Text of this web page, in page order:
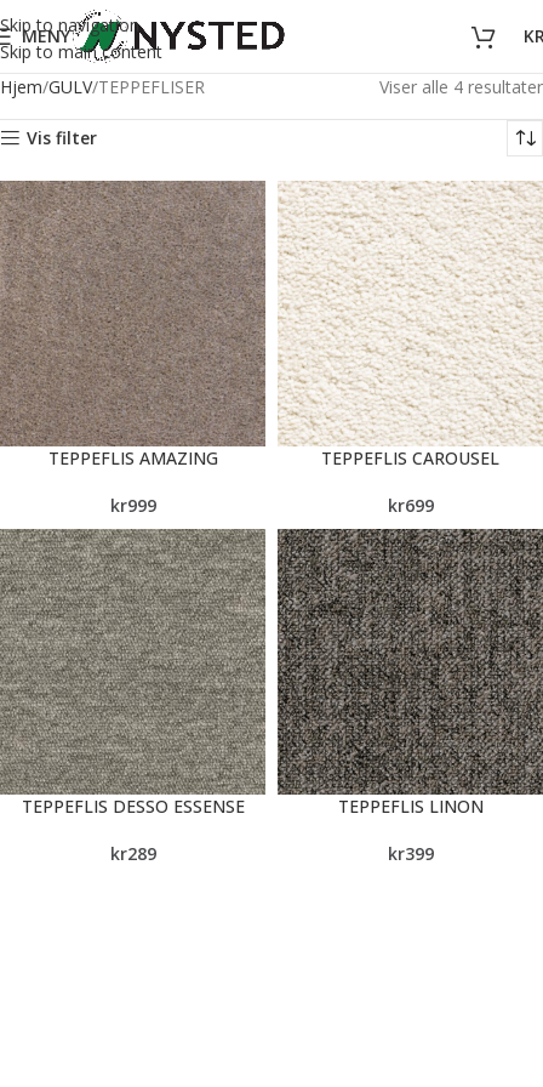
Skip to navigation
Skip to main content
MENY
Hjem GULV TEPPEFLISER Viser alle 4 resultater
Vis filter
TEPPEFLIS AMAZING
kr999
TEPPEFLIS CAROUSEL
kr699
TEPPEFLIS DESSO ESSENSE
kr289
TEPPEFLIS LINON
kr399